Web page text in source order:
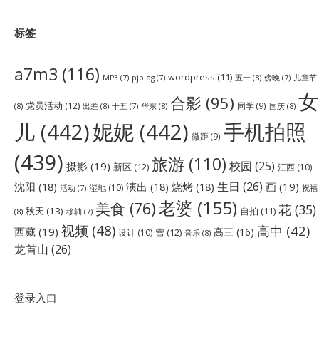
标签
a7m3 (116) MP3 (7) pjblog (7) wordpress (11) 五一 (8) 傍晚 (7) 儿童节
(8) 党员活动 (12) 出差 (8) 十五 (7) 华东 (8) 合影 (95) 同学(9) 国庆 (8) 女
儿 (442)妮妮 (442) 微距(9) 手机拍照
(439) 摄影 (19) 新区 (12) 旅游 (110) 校园 (25) 江西 (10)
沈阳 (18) 活动 (7) 湿地 (10) 演出 (18) 烧烤 (18) 生日 (26) 画 (19) 祝福
(8) 秋天 (13) 移轴 (7) 美食 (76)老婆 (155) 自拍 (11) 花 (35)
西藏 (19) 视频 (48) 设计 (10) 雪 (12) 音乐 (8) 高三 (16) 高中 (42)
龙首山 (26)
登录入口